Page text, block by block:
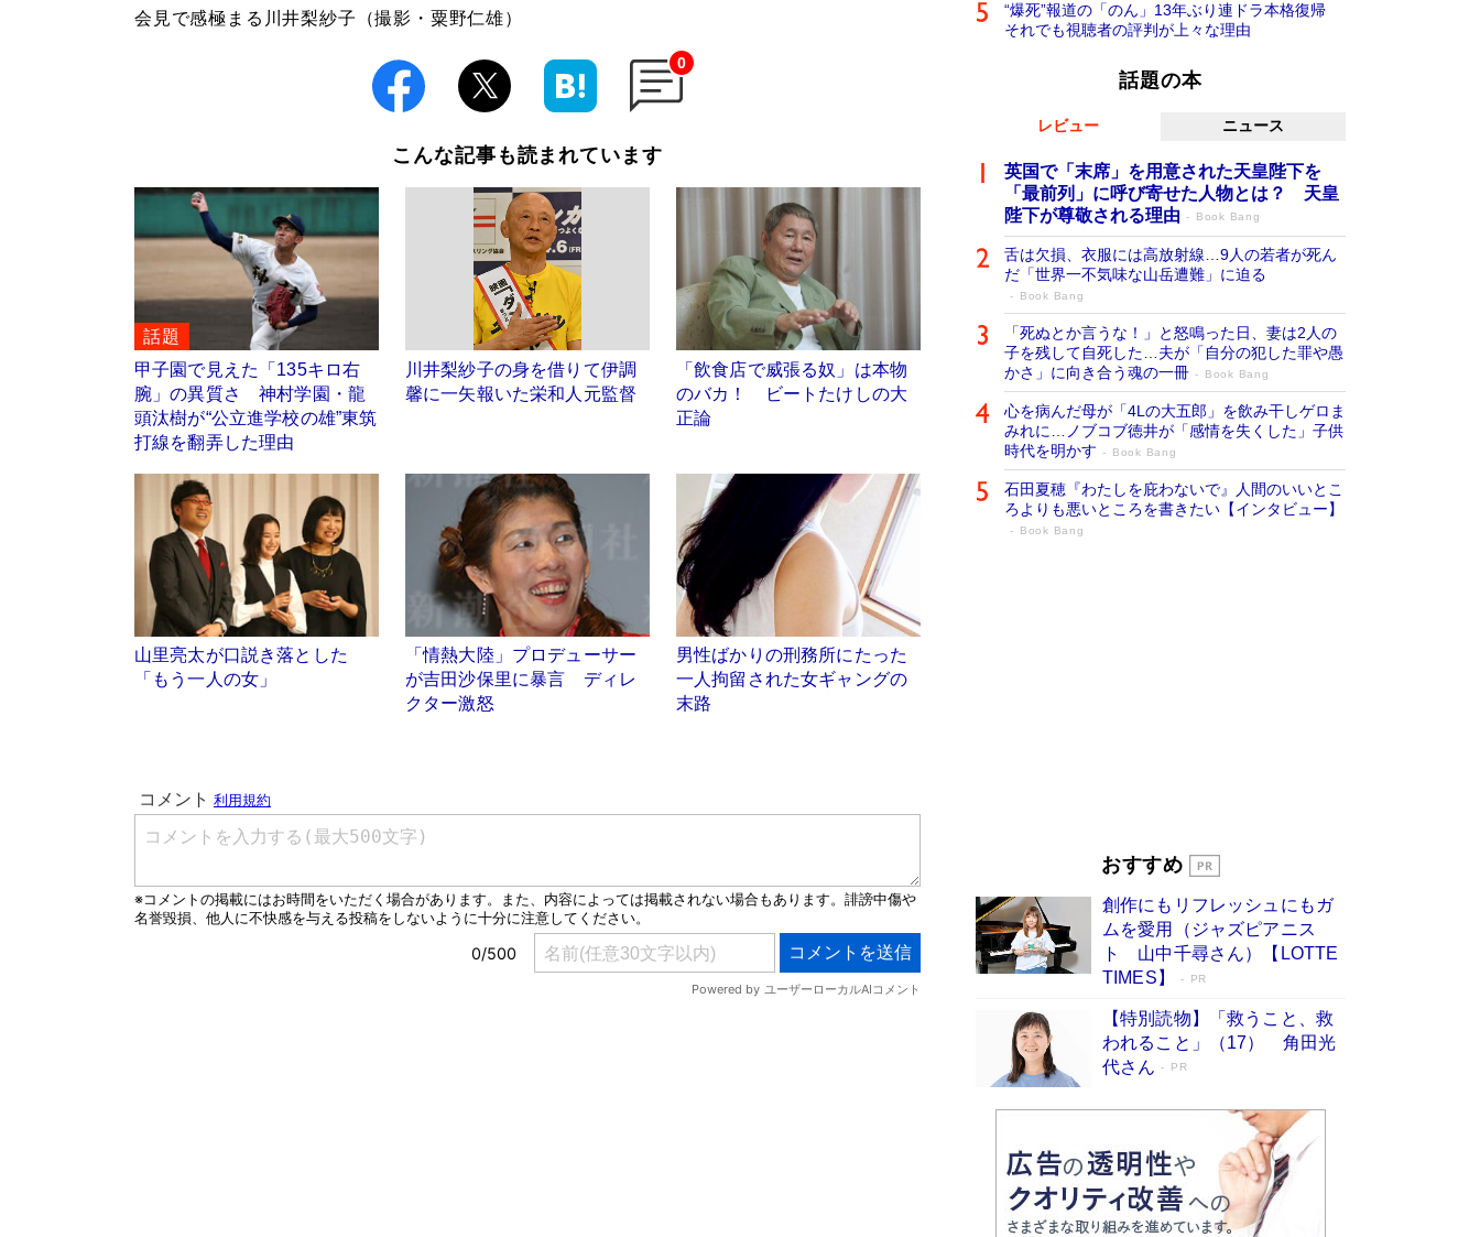
会見で感極まる川井梨紗子（撮影・粟野仁雄）
0
こんな記事も読まれています
話題
甲子園で見えた「135キロ右
腕」の異質さ 神村学園・龍
頭汰樹が“公立進学校の雄”東筑
打線を翻弄した理由
川井梨紗子の身を借りて伊調
馨に一矢報いた栄和人元監督
「飲食店で威張る奴」は本物
のバカ！ ビートたけしの大
正論
山里亮太が口説き落とした
「もう一人の女」
「情熱大陸」プロデューサー
が吉田沙保里に暴言 ディレ
クター激怒
男性ばかりの刑務所にたった
一人拘留された女ギャングの
末路
“爆死”報道の「のん」13年ぶり連ドラ本格復帰
それでも視聴者の評判が上々な理由
話題の本
レビュー ニュース
英国で「末席」を用意された天皇陛下を
「最前列」に呼び寄せた人物とは？ 天皇
陛下が尊敬される理由
Book Bang
舌は欠損、衣服には高放射線…9人の若者が死ん
だ「世界一不気味な山岳遭難」に迫る
Book Bang
「死ぬとか言うな！」と怒鳴った日、妻は2人の
子を残して自死した…夫が「自分の犯した罪や愚
かさ」に向き合う魂の一冊
Book Bang
心を病んだ母が「4Lの大五郎」を飲み干しゲロま
みれに…ノブコブ徳井が「感情を失くした」子供
時代を明かす
Book Bang
石田夏穂『わたしを庇わないで』人間のいいとこ
ろよりも悪いところを書きたい【インタビュー】
Book Bang
開発への関心を押し上げた18年の物語に幕 特装
Book Bang
「不意に涙が出そうに…」高嶋政伸が明かし
た“13歳の娘を暴行する役”への葛藤 インティマ
シーコーディネーターに支えられたNHK『大奥』
おすすめ
創作にもリフレッシュにもガ
ムを愛用（ジャズピアニス
ト 山中千尋さん）【LOTTE
TIMES】
PR
【特別読物】「救うこと、救
われること」（17） 角田光
代さん
PR